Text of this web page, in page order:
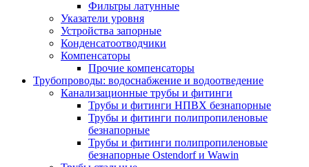
Фильтры латунные
Указатели уровня
Устройства запорные
Конденсатоотводчики
Компенсаторы
Прочие компенсаторы
Трубопроводы: водоснабжение и водоотведение
Канализационные трубы и фитинги
Трубы и фитинги НПВХ безнапорные
Трубы и фитинги полипропиленовые
безнапорные
Трубы и фитинги полипропиленовые
безнапорные Ostendorf и Wawin